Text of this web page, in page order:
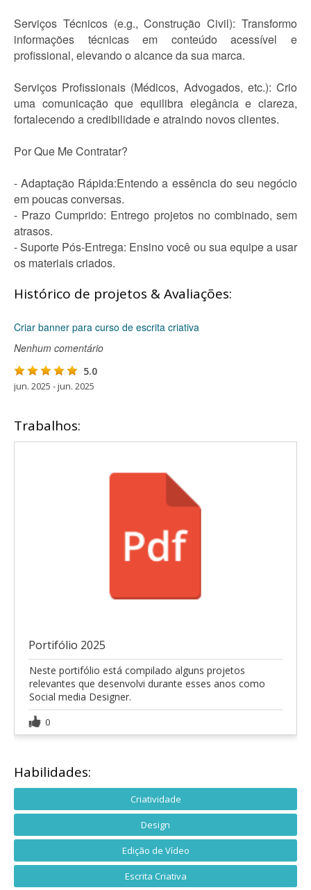
Serviços Técnicos (e.g., Construção Civil): Transformo
informações técnicas em conteúdo acessível e
profissional, elevando o alcance da sua marca.
Serviços Profissionais (Médicos, Advogados, etc.): Crio
uma comunicação que equilibra elegância e clareza,
fortalecendo a credibilidade e atraindo novos clientes.
Por Que Me Contratar?
- Adaptação Rápida:Entendo a essência do seu negócio
em poucas conversas.
- Prazo Cumprido: Entrego projetos no combinado, sem
atrasos.
- Suporte Pós-Entrega: Ensino você ou sua equipe a usar
os materiais criados.
Histórico de projetos & Avaliações:
Criar banner para curso de escrita criativa
Nenhum comentário
5.0
jun. 2025 - jun. 2025
Trabalhos:
Portifólio 2025
Neste portifólio está compilado alguns projetos
relevantes que desenvolvi durante esses anos como
Social media Designer.
0
Habilidades:
Criatividade
Design
Edição de Vídeo
Escrita Criativa